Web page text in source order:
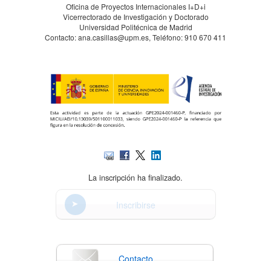
Oficina de Proyectos Internacionales I+D+i
Vicerrectorado de Investigación y Doctorado
Universidad Politécnica de Madrid
Contacto: ana.casillas@upm.es, Teléfono: 910 670 411
La inscripción ha finalizado.
Inscribirse